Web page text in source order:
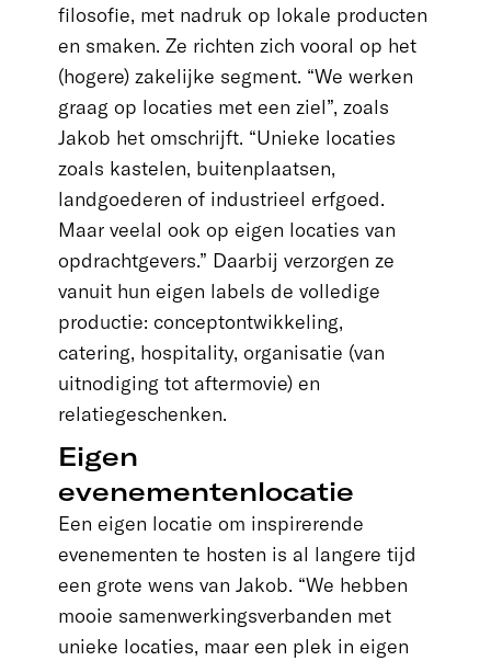
filosofie, met nadruk op lokale producten
en smaken. Ze richten zich vooral op het
(hogere) zakelijke segment. “We werken
graag op locaties met een ziel”, zoals
Jakob het omschrijft. “Unieke locaties
zoals kastelen, buitenplaatsen,
landgoederen of industrieel erfgoed.
Maar veelal ook op eigen locaties van
opdrachtgevers.” Daarbij verzorgen ze
vanuit hun eigen labels de volledige
productie: conceptontwikkeling,
catering, hospitality, organisatie (van
uitnodiging tot aftermovie) en
relatiegeschenken.
Eigen
evenementenlocatie
Een eigen locatie om inspirerende
evenementen te hosten is al langere tijd
een grote wens van Jakob. “We hebben
mooie samenwerkingsverbanden met
unieke locaties, maar een plek in eigen